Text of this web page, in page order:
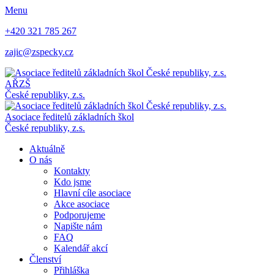
Menu
+420 321 785 267
zajic@zspecky.cz
AŘZŠ
České republiky, z.s.
Asociace ředitelů základních škol
České republiky, z.s.
Aktuálně
O nás
Kontakty
Kdo jsme
Hlavní cíle asociace
Akce asociace
Podporujeme
Napište nám
FAQ
Kalendář akcí
Členství
Přihláška